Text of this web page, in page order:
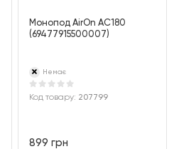
Монопод AirOn AC180
(69477915500007)
Немає
Код товару: 207799
899 грн